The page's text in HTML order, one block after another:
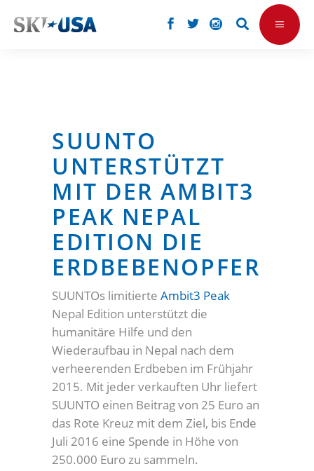
SUUNTO
UNTERSTÜTZT
MIT DER AMBIT3
PEAK NEPAL
EDITION DIE
ERDBEBENOPFER
SUUNTOs limitierte Ambit3 Peak
Nepal Edition unterstützt die
humanitäre Hilfe und den
Wiederaufbau in Nepal nach dem
verheerenden Erdbeben im Frühjahr
2015. Mit jeder verkauften Uhr liefert
SUUNTO einen Beitrag von 25 Euro an
das Rote Kreuz mit dem Ziel, bis Ende
Juli 2016 eine Spende in Höhe von
250.000 Euro zu sammeln.